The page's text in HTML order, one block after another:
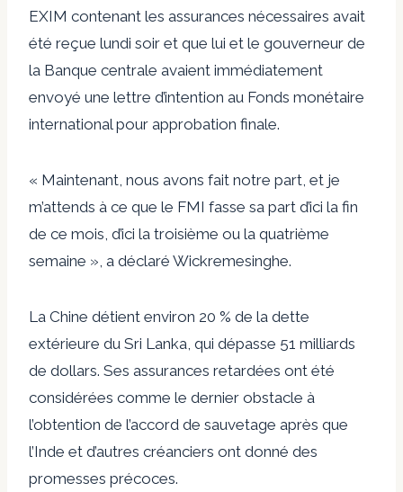
EXIM contenant les assurances nécessaires avait
été reçue lundi soir et que lui et le gouverneur de
la Banque centrale avaient immédiatement
envoyé une lettre d’intention au Fonds monétaire
international pour approbation finale.
« Maintenant, nous avons fait notre part, et je
m’attends à ce que le FMI fasse sa part d’ici la fin
de ce mois, d’ici la troisième ou la quatrième
semaine », a déclaré Wickremesinghe.
La Chine détient environ 20 % de la dette
extérieure du Sri Lanka, qui dépasse 51 milliards
de dollars. Ses assurances retardées ont été
considérées comme le dernier obstacle à
l’obtention de l’accord de sauvetage après que
l’Inde et d’autres créanciers ont donné des
promesses précoces.